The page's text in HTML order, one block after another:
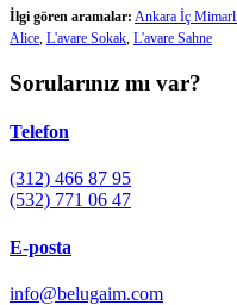
İlgi gören aramalar: Ankara İç
Alice, L'avare Sokak, L'avare Sahne
Sorularınız mı var?
Telefon
(312) 466 87 95
(532) 771 06 47
E-posta
info@belugaim.com